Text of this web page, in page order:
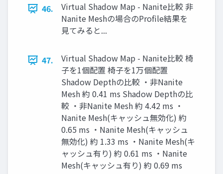
46.
Virtual Shadow Map - Nanite比較 非
Nanite Meshの場合のProﬁle結果を
見てみると...
47.
Virtual Shadow Map - Nanite比較 椅
子を1個配置 椅子を1万個配置
Shadow Depthの比較 ・非Nanite
Mesh 約 0.41 ms Shadow Depthの比
較 ・非Nanite Mesh 約 4.42 ms ・
Nanite Mesh(キャッシュ無効化) 約
0.65 ms ・Nanite Mesh(キャッシュ
無効化) 約 1.33 ms ・Nanite Mesh(キ
ャッシュ有り) 約 0.61 ms ・Nanite
Mesh(キャッシュ有り) 約 0.69 ms